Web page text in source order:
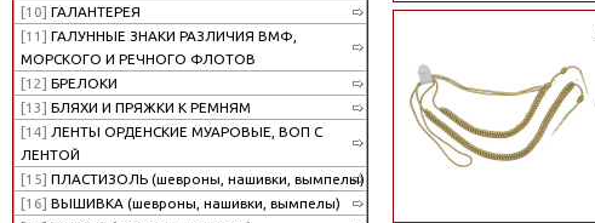
[10] ГАЛАНТЕРЕЯ
[11] ГАЛУННЫЕ ЗНАКИ РАЗЛИЧИЯ ВМФ,
МОРСКОГО И РЕЧНОГО ФЛОТОВ
[12] БРЕЛОКИ
[13] БЛЯХИ И ПРЯЖКИ К РЕМНЯМ
[14] ЛЕНТЫ ОРДЕНСКИЕ МУАРОВЫЕ, ВОП С
ЛЕНТОЙ
[15] ПЛАСТИЗОЛЬ (шевроны, нашивки, вымпелы)
[16] ВЫШИВКА (шевроны, нашивки, вымпелы)